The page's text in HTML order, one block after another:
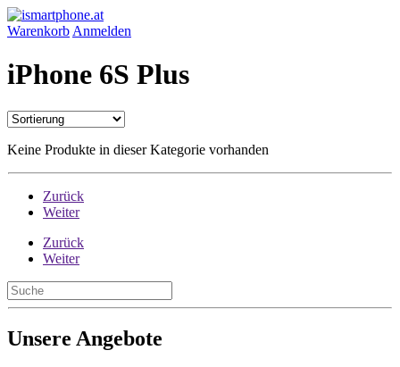
Warenkorb Anmelden
iPhone 6S Plus
Keine Produkte in dieser Kategorie vorhanden
Zurück
Weiter
Zurück
Weiter
Unsere Angebote